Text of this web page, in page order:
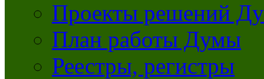
Проекты решений
План работы Думы
Реестры, регистры